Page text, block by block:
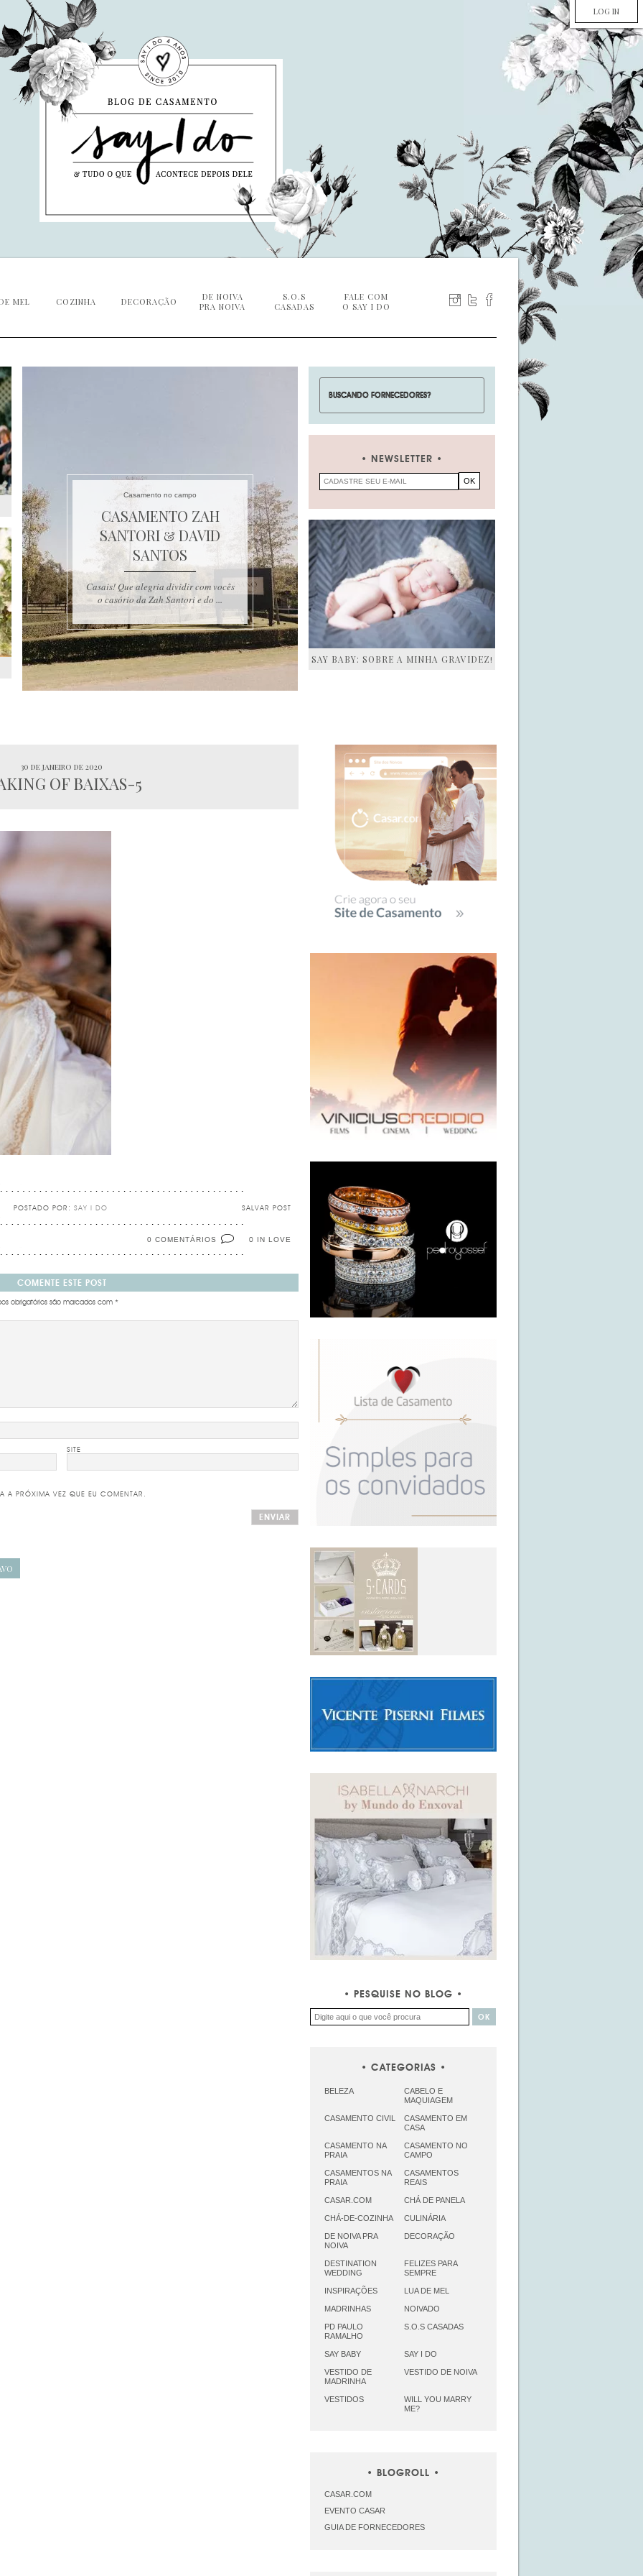
LOG IN
MEL COZINHA DECORAÇÃO
DE NOIVA
PRA NOIVA
S.O.S
CASADAS
FALE COM
O SAY I DO
Casamento no campo
CASAMENTO ZAH
SANTORI & DAVID
SANTOS
Casais! Que alegria dividir com vocês
o casório da Zah Santori e do ...
NEWSLETTER
SAY BABY: SOBRE A MINHA GRAVIDEZ!
30 de janeiro de 2020
OF BAIXAS-5
SALVAR POST
POSTADO POR: SAY I DO
0 IN LOVE
0 COMENTÁRIOS
COMENTE ESTE POST
obrigatórios são marcados com *
SITE
A PRÓXIMA VEZ QUE EU COMENTAR.
SIDEBAR
PESQUISE NO BLOG
CATEGORIAS
BELEZA
CABELO E
MAQUIAGEM
CASAMENTO CIVIL
CASAMENTO EM
CASA
CASAMENTO NA
PRAIA
CASAMENTO NO
CAMPO
CASAMENTOS NA
PRAIA
CASAMENTOS
REAIS
CASAR.COM CHÁ DE PANELA
CHÁ-DE-COZINHA CULINÁRIA
DE NOIVA PRA
NOIVA
DECORAÇÃO
DESTINATION
WEDDING
FELIZES PARA
SEMPRE
INSPIRAÇÕES LUA DE MEL
MADRINHAS NOIVADO
PD PAULO
RAMALHO
S.O.S CASADAS
SAY BABY SAY I DO
VESTIDO DE
MADRINHA
VESTIDO DE NOIVA
VESTIDOS
WILL YOU MARRY
ME?
BLOGROLL
CASAR.COM
EVENTO CASAR
GUIA DE FORNECEDORES